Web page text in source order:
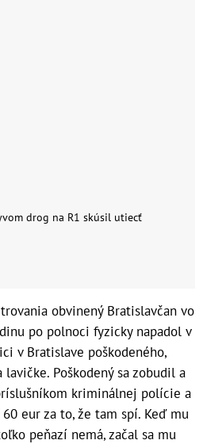
drog na R1 skúsil utiecť
obvinený Bratislavčan vo
po polnoci fyzicky napadol v
v Bratislave poškodeného,
Poškodený sa zobudil a
kriminálnej polície a
eur za to, že tam spí. Keď mu
peňazí nemá, začal sa mu